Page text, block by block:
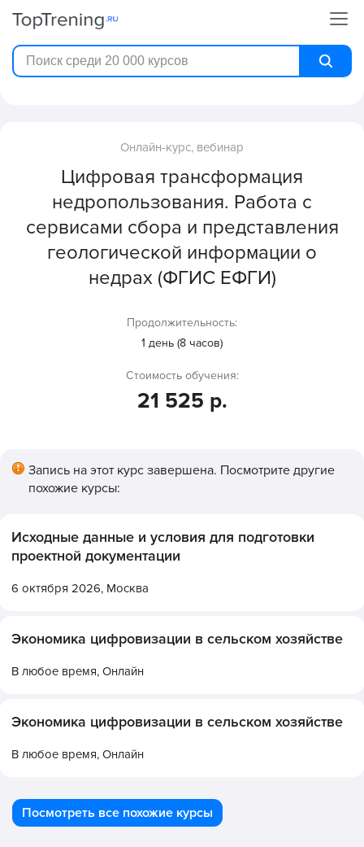
Онлайн-курс, вебинар
Цифровая трансформация
недропользования. Работа с
сервисами сбора и представления
геологической информации о
недрах (ФГИС ЕФГИ)
Продолжительность:
1 день (8 часов)
Стоимость обучения:
21 525 р.
Запись на этот курс завершена. Посмотрите другие
похожие курсы:
Исходные данные и условия для подготовки
проектной документации
6 октября 2026, Москва
Экономика цифровизации в сельском хозяйстве
В любое время, Онлайн
Экономика цифровизации в сельском хозяйстве
В любое время, Онлайн
Посмотреть все похожие курсы